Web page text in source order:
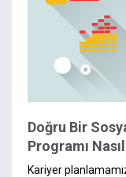
Doğru Bir
Programı
Kariyer